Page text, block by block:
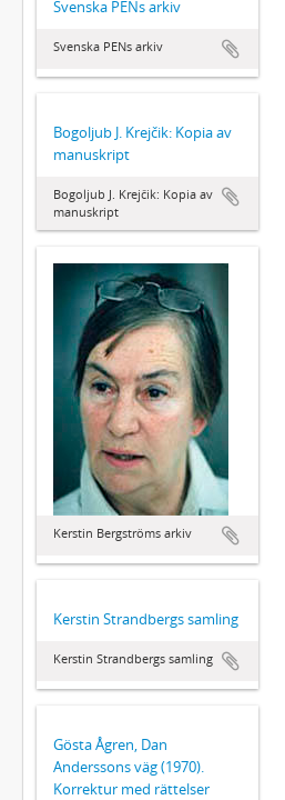
Svenska PENs arkiv
Svenska PENs arkiv
Bogoljub J. Krejčik: Kopia av
manuskript
Bogoljub J. Krejčik: Kopia av
manuskript
Kerstin Bergströms arkiv
Kerstin Strandbergs samling
Kerstin Strandbergs samling
Gösta Ågren, Dan
Anderssons väg (1970).
Korrektur med rättelser